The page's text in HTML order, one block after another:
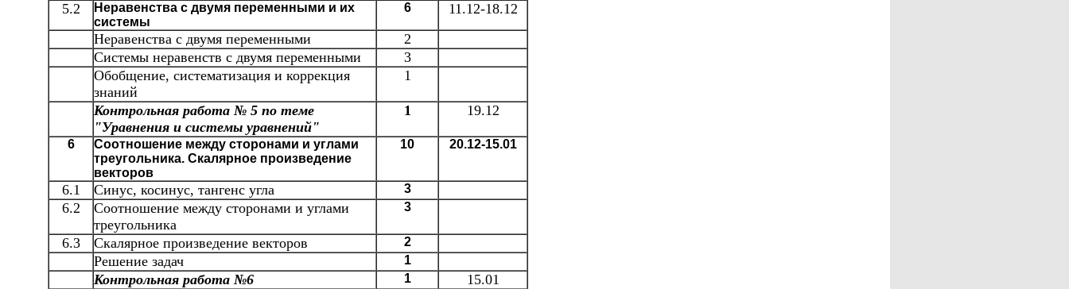
5.2
Неравенства с двумя переменными и их
системы
6
11.12-18.12
Неравенства с двумя переменными
2
Системы неравенств с двумя переменными
3
Обобщение, систематизация и коррекция
знаний
1
Контрольная работа № 5 по теме
"Уравнения и системы уравнений"
1 19.12
6
Соотношение между сторонами и углами
треугольника. Скалярное произведение
векторов
10 20.12-15.01
6.1 Синус, косинус, тангенс угла 3
6.2
Соотношение между сторонами и углами
треугольника
3
6.3 Скалярное произведение векторов 2
Решение задач 1
Контрольная работа №6 1 15.01